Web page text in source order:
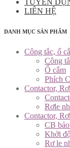
TUYỂN
LIÊN HỆ
DANH MỤC SẢN PHẨM
Công tắc, ổ
Công
Ổ cắm
Phích
Contactor,
Rơle
Contactor,
CB
Khởi
Rơ le